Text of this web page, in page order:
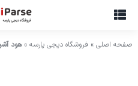
صفحه اصلی » فروشگاه دیجی پارسه »هود